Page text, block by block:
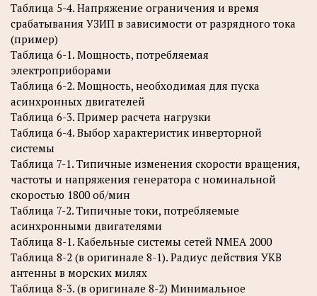
Таблица 5-4. Напряжение ограничения и время
срабатывания УЗИП в зависимости от разрядного тока
(пример)
Таблица 6-1. Мощность, потребляемая
электроприборами
Таблица 6-2. Мощность, необходимая для пуска
асинхронных двигателей
Таблица 6-3. Пример расчета нагрузки
Таблица 6-4. Выбор характеристик инверторной
системы
Таблица 7-1. Типичные изменения скорости вращения,
частоты и напряжения генератора с номинальной
скоростью 1800 об/мин
Таблица 7-2. Типичные токи, потребляемые
асинхронными двигателями
Таблица 8-1. Кабельные системы сетей NMEA 2000
Таблица 8-2 (в оригинале 8-1). Радиус действия УКВ
антенны в морских милях
Таблица 8-3. (в оригинале 8-2) Минимальное